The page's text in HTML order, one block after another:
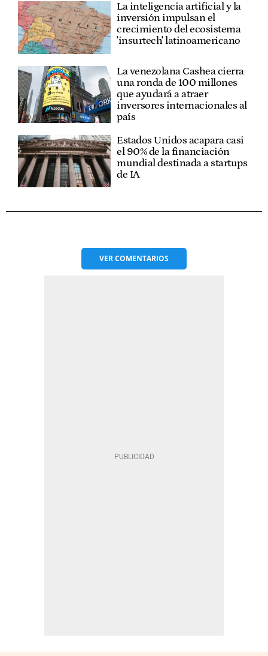
La inteligencia artificial y la
inversión impulsan el
crecimiento del ecosistema
'insurtech' latinoamericano
La venezolana Cashea cierra
una ronda de 100 millones
que ayudará a atraer
inversores internacionales al
país
Estados Unidos acapara casi
el 90% de la financiación
mundial destinada a startups
de IA
VERCOMENTARIOS